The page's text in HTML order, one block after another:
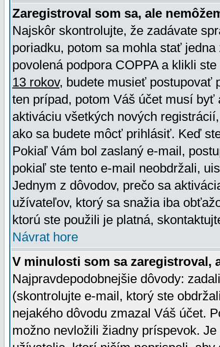
Zaregistroval som sa, ale
Najskôr skontrolujte, že zadávate
poriadku, potom sa mohla stať
povolená podpora COPPA a klikli
13 rokov, budete musieť postupovať
ten prípad, potom Váš účet musí
aktiváciu všetkých nových
ako sa budete môcť prihlásiť. Keď
Pokiaľ Vám bol zaslaný e-mail,
pokiaľ ste tento e-mail neobdržali,
Jednym z dôvodov, prečo sa
užívateľov, ktorý sa snažia iba
ktorú ste použili je platná,
Návrat hore
V minulosti som sa zaregistroval,
Najpravdepodobnejšie dôvody:
(skontrolujte e-mail, ktorý ste
nejakého dôvodu zmazal Váš účet.
možno nevložili žiadny príspevok.